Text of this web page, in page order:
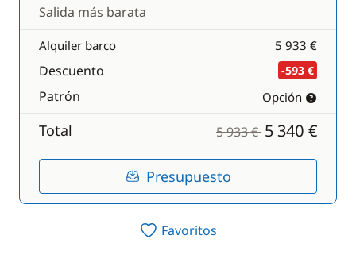
Salida más barata
Alquiler barco 5 933 €
Descuento -593 €
Patrón Opción
Total 5 933 € 5 340 €
Presupuesto
Favoritos